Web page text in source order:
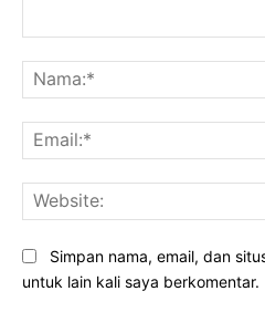
Simpan nama, email, dan
untuk lain kali saya berkomentar.